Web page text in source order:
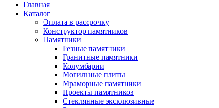
Главная
Каталог
Оплата в рассрочку
Конструктор памятников
Памятники
Резные памятники
Гранитные памятники
Колумбарии
Могильные плиты
Мраморные памятники
Проекты памятников
Стеклянные эксклюзивные